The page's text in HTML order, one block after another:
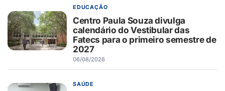
EDUCAÇÃO
Centro Paula Souza divulga
calendário do Vestibular das
Fatecs para o primeiro semestre de
2027
06/08/2026
SAÚDE